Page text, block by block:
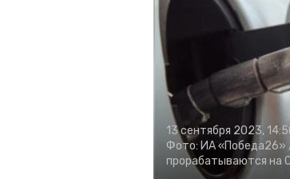
13 сентября 2023,
Фото: ИА «Победа26»
прорабатываются на